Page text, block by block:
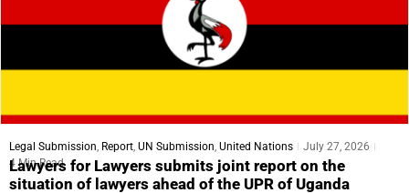
Legal Submission, Report, UN Submission, United Nations
July 27, 2026
4 Min Read
Lawyers for Lawyers submits joint report on the
situation of lawyers ahead of the UPR of Uganda